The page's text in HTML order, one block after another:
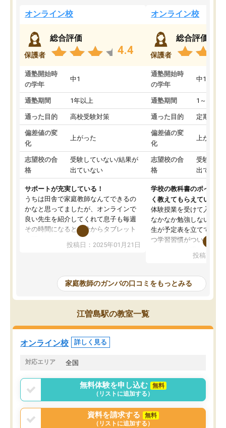
オンライン校
保護者
総合評価
4.4
通塾開始時
の学年
中1
通塾期間 1年以上
通った目的 高校受験対策
偏差値の変
化
上がった
志望校の合
格
受験していない/結果が
出ていない
サポートが充実している！
うちは田舎で家庭教師なんてできるの
かなと思ってましたが、オンラインで
良い先生を紹介してくれて息子も毎週
その時間になると自分からタブレット
を開いてzoomを繋げるようになりまし
た！5科目なんでもOKなのもとても気
めて1年ほどだった今では平均点以上の
科目が増えてきました！あと1年受験ま
であるので無料の週末教室を使用しな
がら頑張って欲しいと思います！
投稿日：2025年01月21日
オンライン校
保護者
総合評価
通塾開始時
の学年
中1
通塾期間 1～3ヵ月
通った目的 定期テス
偏差値の変
化
上がった
志望校の合
格
受験して
出ていな
学校の教科書のポイント
く教えてもらえている
体験授業を受けて入塾し
なかなか勉強しない息子
生が予定表を立ててくれ
つ学習習慣がついてきま
指導が無い日も予定表
問できるのでとても助か
投稿日：
家庭教師のガンバの口コミをもっとみる
江曽島駅の教室一覧
オンライン校 詳しく見る
対応エリア 全国
無料体験を申し込む
無料
（リストに追加する）
資料を請求する
無料
（リストに追加する）